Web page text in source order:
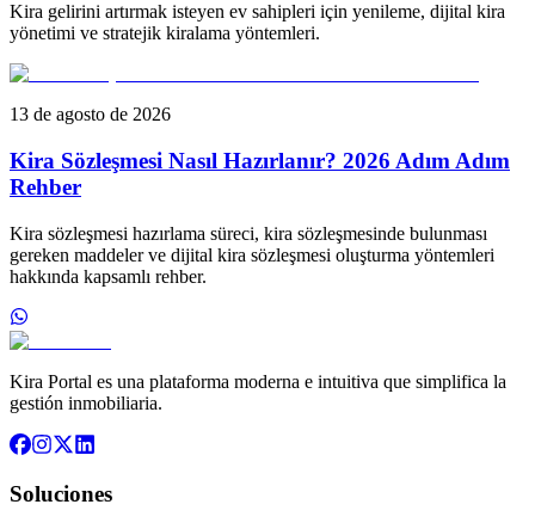
Kira gelirini artırmak isteyen ev sahipleri için yenileme, dijital kira
yönetimi ve stratejik kiralama yöntemleri.
13 de agosto de 2026
Kira Sözleşmesi Nasıl Hazırlanır? 2026 Adım Adım
Rehber
Kira sözleşmesi hazırlama süreci, kira sözleşmesinde bulunması
gereken maddeler ve dijital kira sözleşmesi oluşturma yöntemleri
hakkında kapsamlı rehber.
Kira Portal es una plataforma moderna e intuitiva que simplifica la
gestión inmobiliaria.
Soluciones